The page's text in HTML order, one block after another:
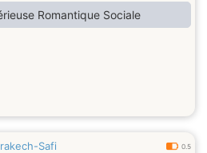
Romantique Sociale
Safi 0.5